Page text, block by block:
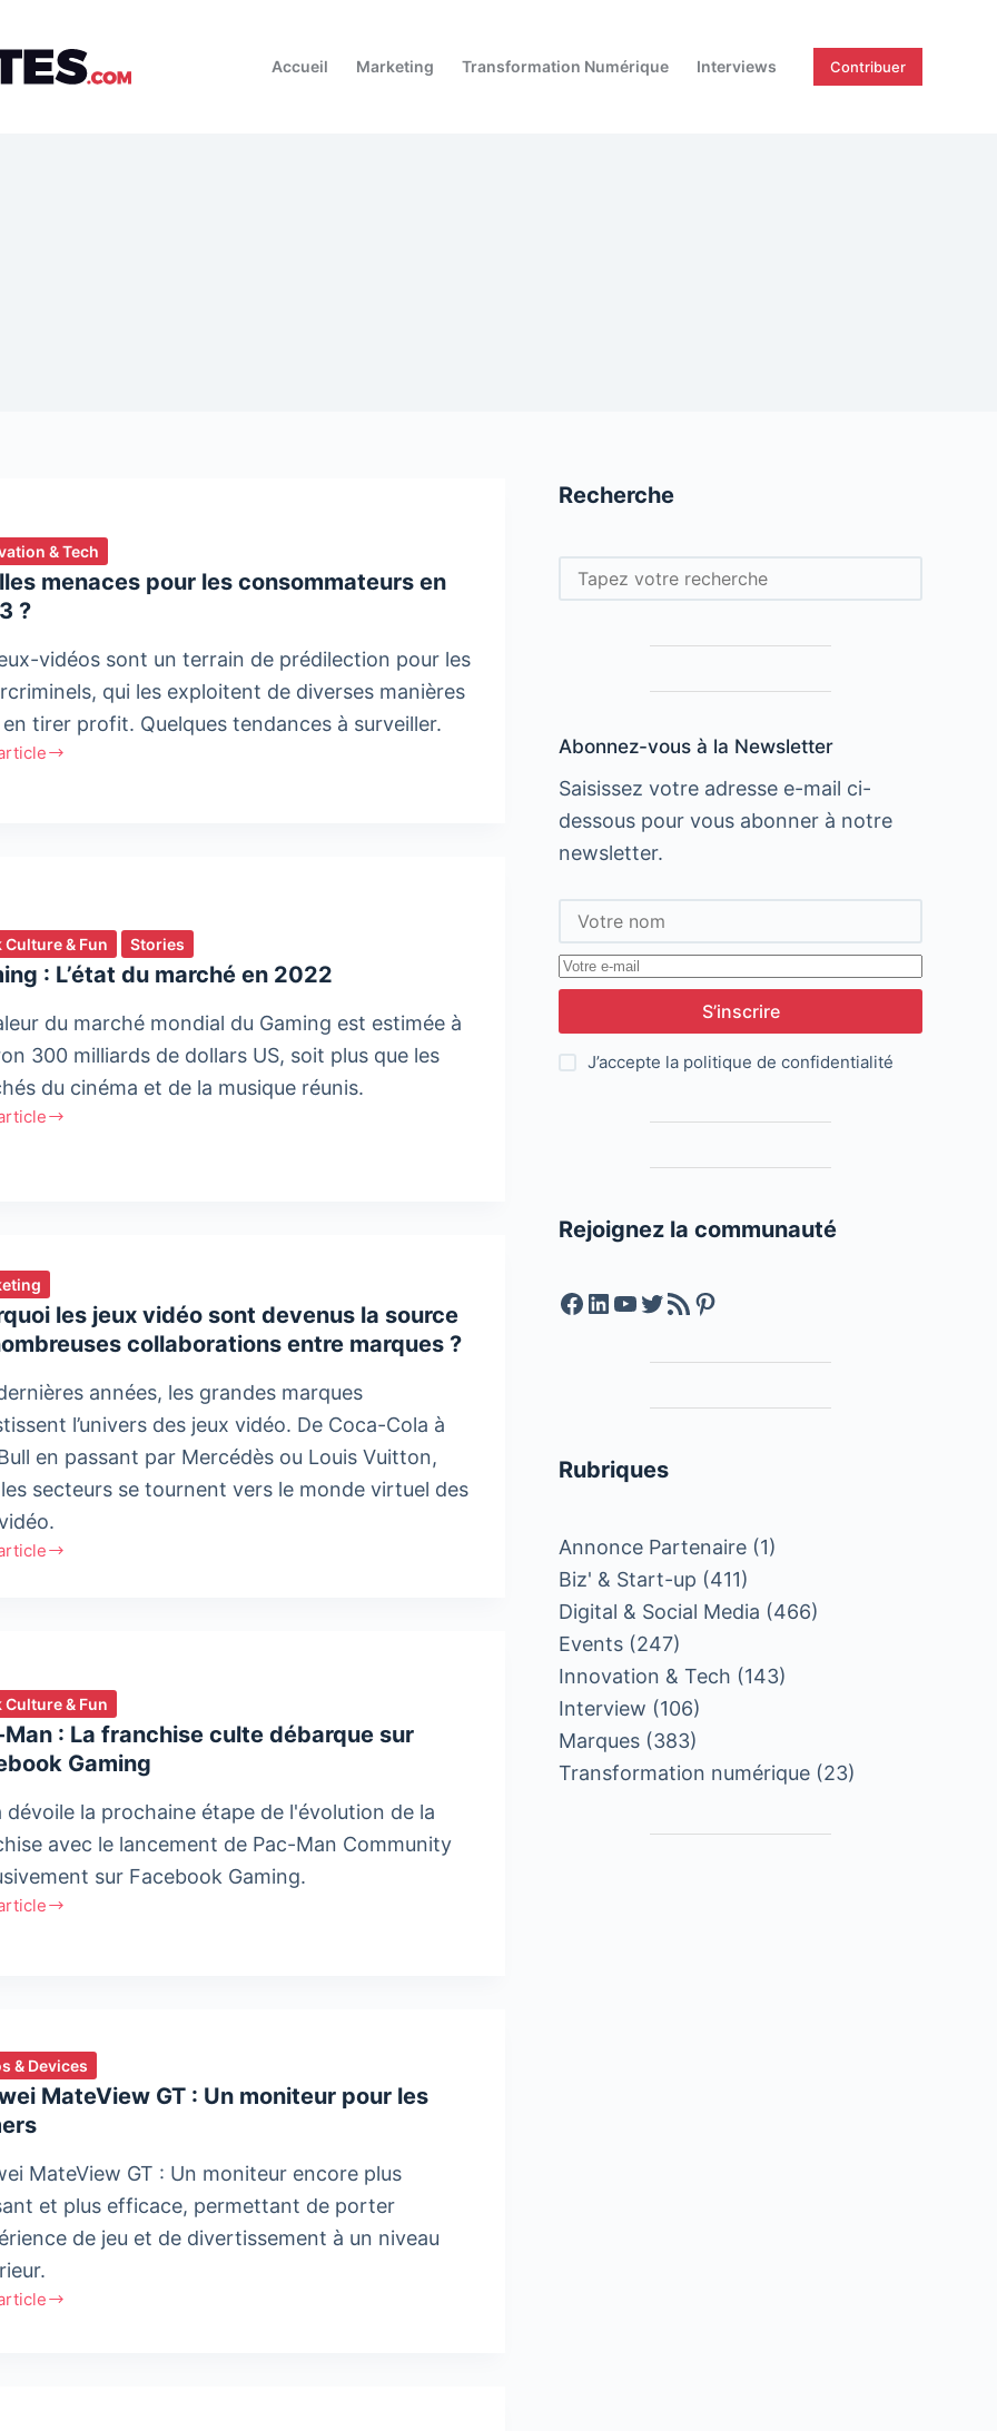
Accueil Marketing Transformation Numérique Interviews Contribuer
& Tech
menaces pour les consommateurs en
?
vidéos sont un terrain de prédilection pour les
qui les exploitent de diverses manières
tirer profit. Quelques tendances à surveiller.
Culture & Fun Stories
: L’état du marché en 2022
du marché mondial du Gaming est estimée à
300 milliards de dollars US, soit plus que les
du cinéma et de la musique réunis.
les jeux vidéo sont devenus la source
collaborations entre marques ?
années, les grandes marques
l’univers des jeux vidéo. De Coca-Cola à
en passant par Mercédès ou Louis Vuitton,
secteurs se tournent vers le monde virtuel des
Culture & Fun
Man : La franchise culte débarque sur
Gaming
dévoile la prochaine étape de l'évolution de la
avec le lancement de Pac-Man Community
sur Facebook Gaming.
& Devices
MateView GT : Un moniteur pour les
MateView GT : Un moniteur encore plus
et plus efficace, permettant de porter
de jeu et de divertissement à un niveau
Recherche
Rechercher
Abonnez-vous à la Newsletter
Saisissez votre adresse e-mail ci-
dessous pour vous abonner à notre
newsletter.
S’inscrire
J’accepte la politique de confidentialité
Rejoignez la communauté
Facebook
LinkedIn
YouTube
Twitter
Feed RSSPinterest
Rubriques
Annonce Partenaire (1)
Biz' & Start-up (411)
Digital & Social Media (466)
Events (247)
Innovation & Tech (143)
Interview (106)
Marques (383)
Transformation numérique (23)